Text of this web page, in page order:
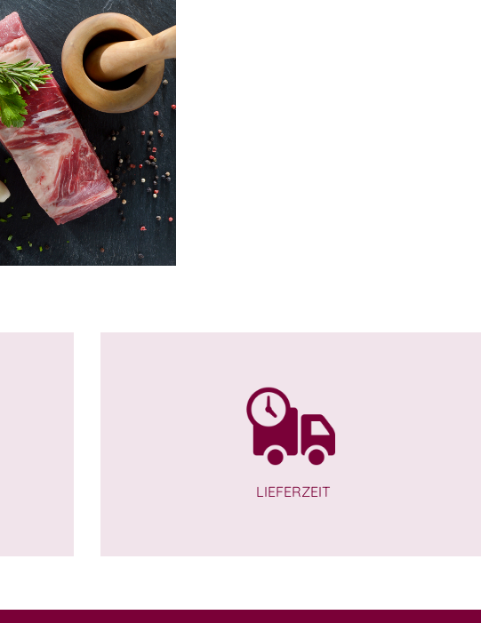
Brust vom Laacher
herkommt!
LIEFERZEIT